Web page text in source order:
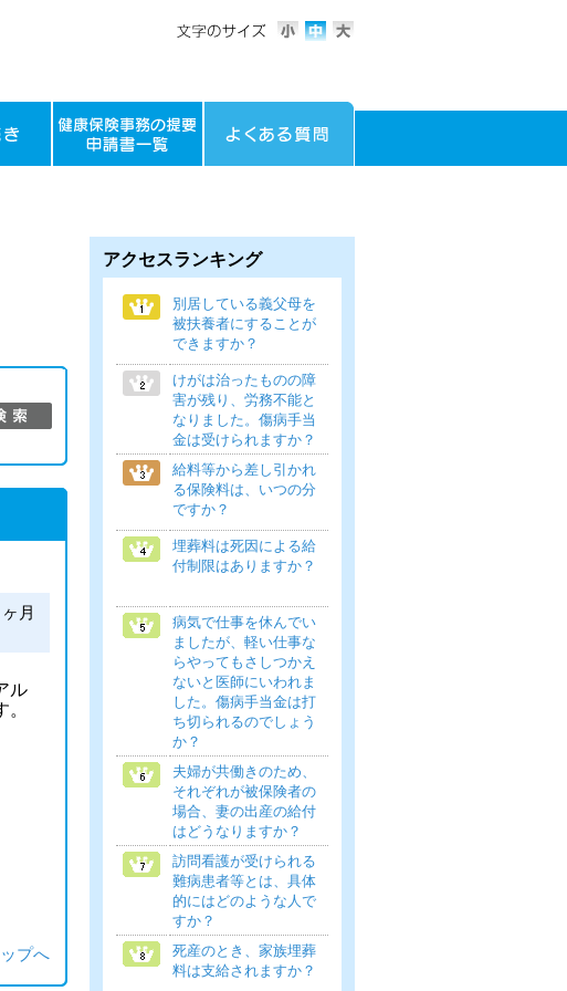
月
ル
プへ
アクセスランキング
別居している義父母を
被扶養者にすることが
できますか？
けがは治ったものの障
害が残り、労務不能と
なりました。傷病手当
金は受けられますか？
給料等から差し引かれ
る保険料は、いつの分
ですか？
埋葬料は死因による給
付制限はありますか？
病気で仕事を休んでい
ましたが、軽い仕事な
らやってもさしつかえ
ないと医師にいわれま
した。傷病手当金は打
ち切られるのでしょう
か？
夫婦が共働きのため、
それぞれが被保険者の
場合、妻の出産の給付
はどうなりますか？
訪問看護が受けられる
難病患者等とは、具体
的にはどのような人で
すか？
死産のとき、家族埋葬
料は支給されますか？